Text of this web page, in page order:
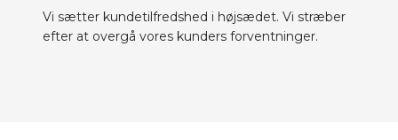
Vi sætter kundetilfredshed i højsædet. Vi stræber
efter at overgå vores kunders forventninger.